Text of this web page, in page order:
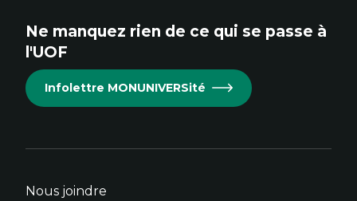
Cet
s'ouvrira
dans
fenêtre.
Cet
s'ouvrira
dans
fenêtre.
Cet
s'ouvrira
dans
fenêtre.
Cet
s'ouvrira
dans
fenêtre.
Cet
s'ouvrira
dans
fenêtre.
Ne manquez rien de ce qui se passe à
l'UOF
Infolettre MONUNIVERSité
Nous joindre